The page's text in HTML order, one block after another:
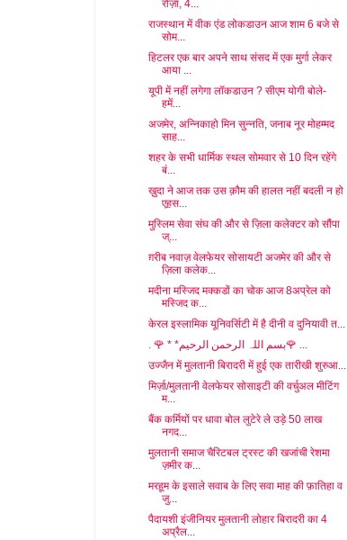
रोज़ा, 4...
राजस्थान में वीक एंड लोकडाउन आज शाम 6 बजे से
सोम...
हिटलर एक बार अपने साथ संसद में एक मुर्गा लेकर
आया ...
यूपी में नहीं लगेगा लॉकडाउन ? सीएम योगी बोले-
हमें...
अजमेर, अन्निकाहो मिन सुन्नति, जनाब नूर मोहम्मद
साह...
शहर के सभी धार्मिक स्थल सोमवार से 10 दिन रहेंगे
बं...
ख़ुदा ने आज तक उस क़ौम की हालत नहीं बदली न हो
एह़स...
मुस्लिम सेवा संघ की और से ज़िला कलेक्टर को सौंपा
ज्...
ग़रीब नवाज़ वेलफेयर सोसायटी अजमेर की और से
ज़िला कलेक...
मदीना मस्जिद मक्कडों का चोक आज 8अप्रेल को
मस्जिद क...
केरल इस्लामिक यूनिवर्सिटी में है दीनी व दुनियावी त...
. 🌹 ‎*بسم اللہ الرحمن الرحیم* ‏🌹 ...
उज्जैन में मुलतानी बिरादरी में हुई एक तारीखी शुरुआ...
मिर्ज़ा/मुलतानी वेलफेयर सोसाइटी की वर्चुअल मीटिंग
म...
बैंक कर्मियों पर धावा बोल लुटेरे ले उड़े 50 लाख
नगद...
मुलतानी समाज चैरिटबल ट्रस्ट की खजांची रेशमा
ज़मीर क...
मरहूम के इसाले सवाब के लिए सवा माह की फ़ातिहा व
जु...
पैदायशी इंजीनियर मुलतानी लोहार बिरादरी का 4
अप्रैल...